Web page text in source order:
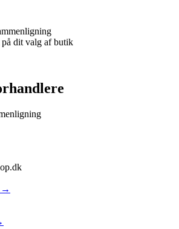
dit valg af butik
→